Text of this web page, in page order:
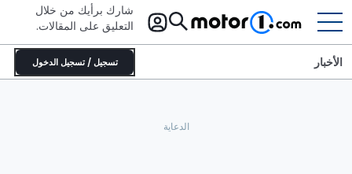
شارك برأيك من خلال
التعليق على المقالات.
تسجيل / تسجيل الدخول الأخبار